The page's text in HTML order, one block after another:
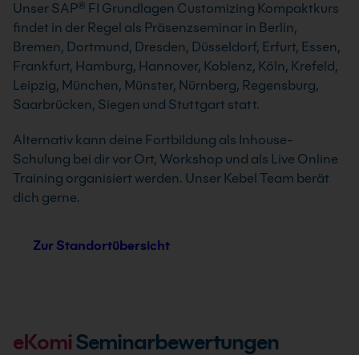
Unser SAP® FI Grundlagen Customizing Kompaktkurs
findet in der Regel als Präsenzseminar in Berlin,
Bremen, Dortmund, Dresden, Düsseldorf, Erfurt, Essen,
Frankfurt, Hamburg, Hannover, Koblenz, Köln, Krefeld,
Leipzig, München, Münster, Nürnberg, Regensburg,
Saarbrücken, Siegen und Stuttgart statt.
Alternativ kann deine Fortbildung als Inhouse-
Schulung bei dir vor Ort, Workshop und als Live Online
Training organisiert werden. Unser Kebel Team berät
dich gerne.
Zur Standortübersicht
eKomiSeminarbewertungen